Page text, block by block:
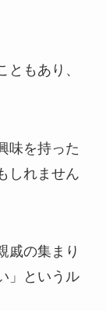
もあり、
味を持った
しれません
戚の集まり
」というル